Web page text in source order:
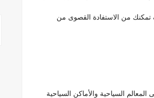
تمكنك من الاستفادة القصوى من
السياحية والأماكن السياحية